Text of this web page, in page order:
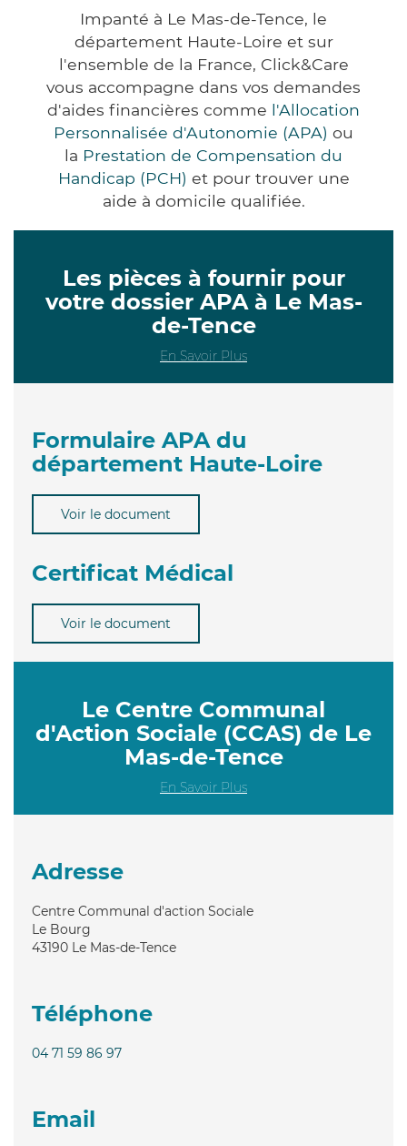
Impanté à Le Mas-de-Tence, le
département Haute-Loire et sur
l'ensemble de la France, Click&Care
vous accompagne dans vos demandes
d'aides financières comme l'Allocation
Personnalisée d'Autonomie (APA) ou
la Prestation de Compensation du
Handicap (PCH) et pour trouver une
aide à domicile qualifiée.
Les pièces à fournir pour
votre dossier APA à Le Mas-
de-Tence
En Savoir Plus
Formulaire APA du
département Haute-Loire
Voir le document
Certificat Médical
Voir le document
Le Centre Communal
d'Action Sociale (CCAS) de Le
Mas-de-Tence
En Savoir Plus
Adresse
Centre Communal d'action Sociale
Le Bourg
43190 Le Mas-de-Tence
Téléphone
04 71 59 86 97
Email